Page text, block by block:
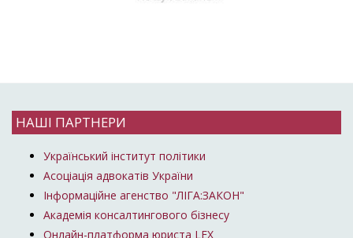
НАШІ ПАРТНЕРИ
Український інститут політики
Асоціація адвокатів України
Інформаційне агенство "ЛІГА:ЗАКОН"
Академія консалтингового бізнесу
Онлайн-платформа юриста LEX